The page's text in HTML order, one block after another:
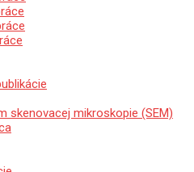
skenovacej mikroskopie (SEM)